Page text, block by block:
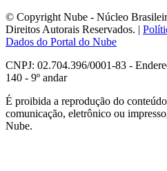
© Copyright Nube - Núcleo
Direitos Autorais Reservados. |
Dados do Portal do Nube
CNPJ: 02.704.396/0001-83 -
140 - 9º andar
É proibida a reprodução do
comunicação, eletrônico ou
Nube.